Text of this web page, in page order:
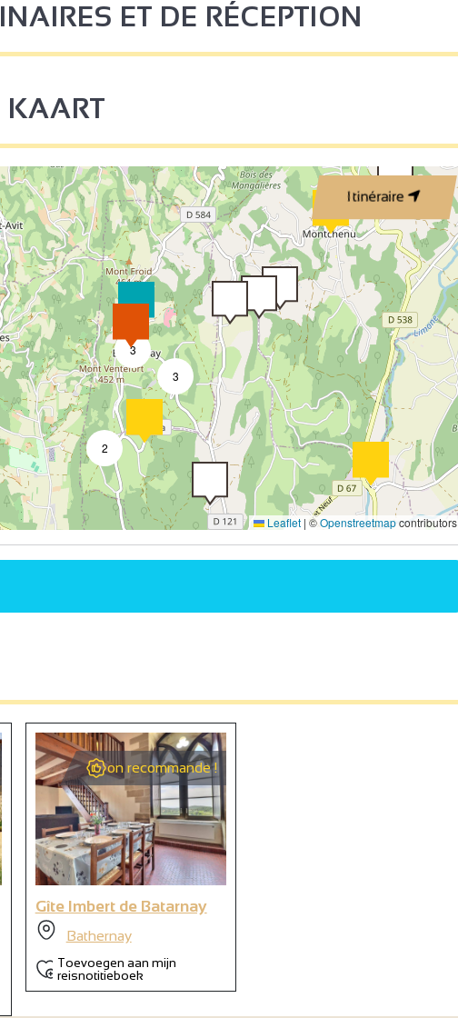
ET DE RÉCEPTION
KAART
Itinéraire
2
3
3
16
2
Leaflet | ©Openstreetmapcontributors
on recommande !
Gîte Imbert de Batarnay
Bathernay
Toevoegen aan mijn
reisnotitieboek